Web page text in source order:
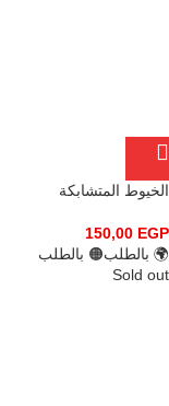
الخيوط المتشابكة
150,00 EGP
🌍 بالطلب🟠 بالطلب
Sold out